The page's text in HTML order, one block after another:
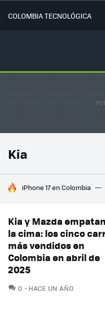
COLOMBIA TECNOLÓGICA
Kia
HOY SE HABLA DE
iPhone 17 en Colombia
Kia y Mazda
la cima: los cinco
más vendidos en
Colombia en abril de
2025
0 COMENTARIOS
HACE UN AÑO